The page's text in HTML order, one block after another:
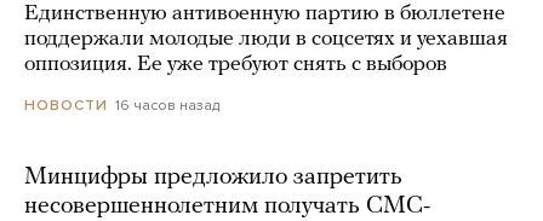
Единственную антивоенную партию в бюллетене
поддержали молодые люди в соцсетях и уехавшая
оппозиция. Ее уже требуют снять с выборов
НОВОСТИ 16 часов назад
Минцифры предложило запретить
несовершеннолетним получать СМС-